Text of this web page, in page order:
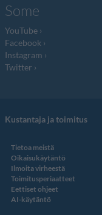
Some
YouTube
Facebook
Instagram
Twitter
Kustantaja ja toimitus
Tietoa meistä
Oikaisukäytäntö
Ilmoita virheestä
Toimitusperiaatteet
Eettiset ohjeet
AI-käytäntö